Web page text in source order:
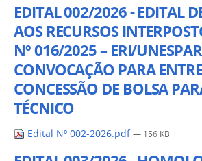
EDITAL 002/2026 - EDITAL
AOS RECURSOS
Nº 016/2025 – ERI/
CONVOCAÇÃO PARA
CONCESSÃO DE BOLSA
TÉCNICO
Edital Nº 002-2026.pdf — 156 KB